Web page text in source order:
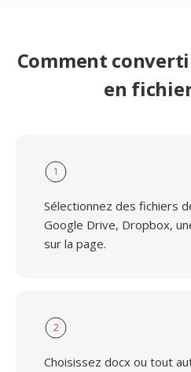
Comment
en
1
Sélectionnez des fichiers
Google Drive, Dropbox,
sur la page.
2
Choisissez docx ou tout